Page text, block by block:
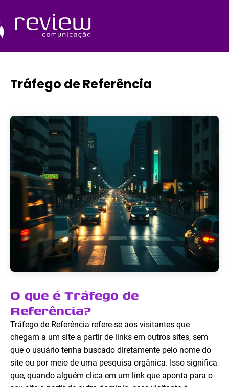
o
conteúdo
Tráfego de Referência
O que é Tráfego de
Referência?
Tráfego de Referência refere-se aos visitantes que
chegam a um site a partir de links em outros sites, sem
que o usuário tenha buscado diretamente pelo nome do
site ou por meio de uma pesquisa orgânica. Isso significa
que, quando alguém clica em um link que aponta para o